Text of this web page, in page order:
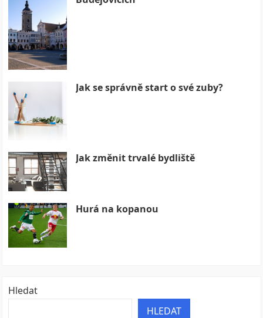
Jak se správně start o své zuby?
Jak změnit trvalé bydliště
Hurá na kopanou
Hledat
HLEDAT